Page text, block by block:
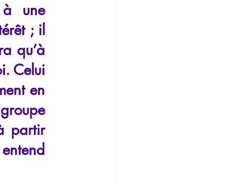
à une
; il
qu’à
Celui
en
partir